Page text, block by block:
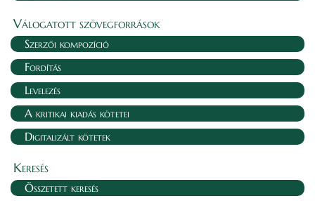
Válogatott szövegforrások
Szerzői kompozíció
Fordítás
Levelezés
A kritikai kiadás kötetei
Digitalizált kötetek
Keresés
Összetett keresés